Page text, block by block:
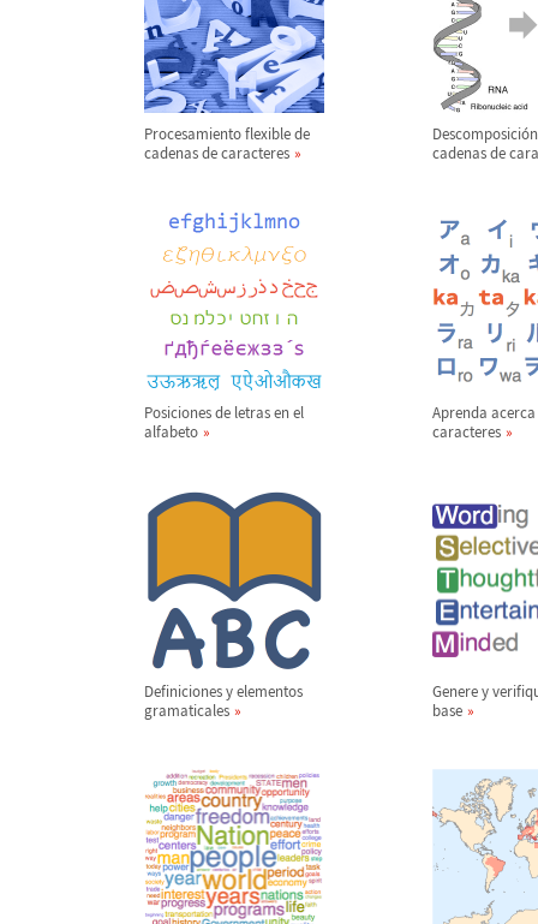
Procesamiento flexible de
cadenas de caracteres
Descomposició
cadenas de
Posiciones de letras en el
alfabeto
Aprenda
caracteres
Definiciones y elementos
gramaticales
Genere y
base